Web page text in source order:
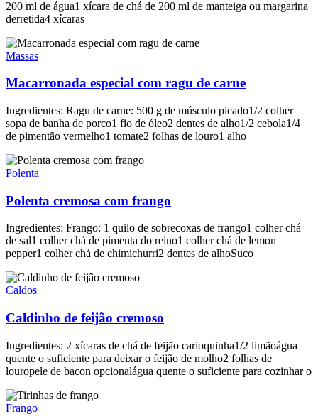
200 ml de água1 xícara de chá de 200 ml de manteiga ou margarina
derretida4 xícaras
Massas
Macarronada especial com ragu de carne
Ingredientes: Ragu de carne: 500 g de músculo picado1/2 colher
sopa de banha de porco1 fio de óleo2 dentes de alho1/2 cebola1/4
de pimentão vermelho1 tomate2 folhas de louro1 alho
Polenta
Polenta cremosa com frango
Ingredientes: Frango: 1 quilo de sobrecoxas de frango1 colher chá
de sal1 colher chá de pimenta do reino1 colher chá de lemon
pepper1 colher chá de chimichurri2 dentes de alhoSuco
Caldos
Caldinho de feijão cremoso
Ingredientes: 2 xícaras de chá de feijão carioquinha1/2 limãoágua
quente o suficiente para deixar o feijão de molho2 folhas de
louropele de bacon opcionalágua quente o suficiente para cozinhar o
Frango